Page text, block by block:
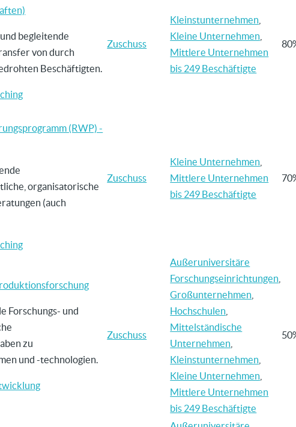
begleitende
von durch
Beschäftigten.
Zuschuss
Kleinstunternehmen
Kleine Unternehmen
Mittlere Unternehmen
bis 249 Beschäftigte
(RWP) -
organisatorische
(auch
Zuschuss
Kleine Unternehmen
Mittlere Unternehmen
bis 249 Beschäftigte
Forschungs- und
zu
und -technologien.
Zuschuss
Außeruniversitäre
Forschungseinrichtungen
Großunternehmen
Hochschulen
Mittelständische
Unternehmen
Kleinstunternehmen
Kleine Unternehmen
Mittlere Unternehmen
bis 249 Beschäftigte